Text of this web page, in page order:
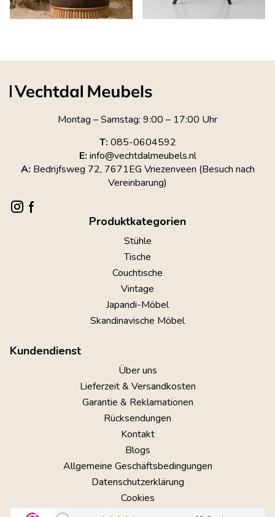
Montag – Samstag: 9:00 – 17:00 Uhr
T: 085-0604592
E: info@vechtdalmeubels.nl
A: Bedrijfsweg 72, 7671EG Vriezenveen (Besuch nach
Vereinbarung)
Produktkategorien
Stühle
Tische
Couchtische
Vintage
Japandi-Möbel
Skandinavische Möbel
Kundendienst
Über uns
Lieferzeit & Versandkosten
Garantie & Reklamationen
Rücksendungen
Kontakt
Blogs
Allgemeine Geschäftsbedingungen
Datenschutzerklärung
Cookies